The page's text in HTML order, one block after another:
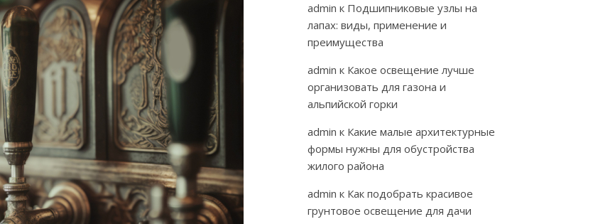
admin к Подшипниковые узлы на
лапах: виды, применение и
преимущества
admin к Какое освещение лучше
организовать для газона и
альпийской горки
admin к Какие малые архитектурные
формы нужны для обустройства
жилого района
admin к Как подобрать красивое
грунтовое освещение для дачи